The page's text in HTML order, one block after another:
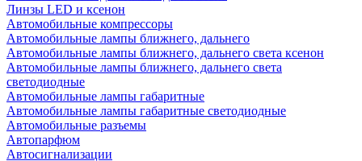
Линзы LED и ксенон
Автомобильные компрессоры
Автомобильные лампы ближнего, дальнего
Автомобильные лампы ближнего, дальнего света ксенон
Автомобильные лампы ближнего, дальнего света
светодиодные
Автомобильные лампы габаритные
Автомобильные лампы габаритные светодиодные
Автомобильные разъемы
Автопарфюм
Автосигнализации